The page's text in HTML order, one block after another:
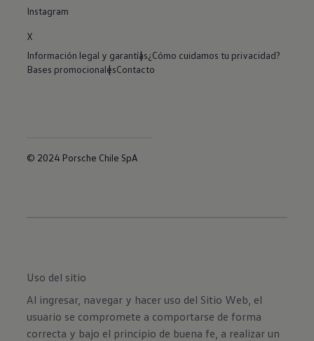
Instagram
X
Información legal y garantías¿Cómo cuidamos tu privacidad?
Bases promocionalesContacto
© 2024 Porsche Chile SpA
Uso del sitio
Al ingresar, navegar y hacer uso del Sitio Web, el
usuario se compromete a comportarse de forma
correcta y bajo el principio de buena fe, a realizar un